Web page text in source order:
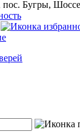
пос. Бугры,